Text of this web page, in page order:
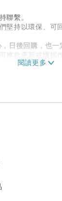
聯繫。
堅持以環保、可
後回購，也一
將欲更新或壞損
費用"全免費"，